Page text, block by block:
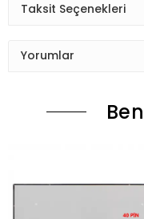
Taksit Seçenekleri
Yorumlar